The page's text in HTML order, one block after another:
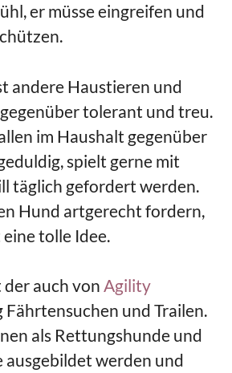
er müsse eingreifen und
andere Haustieren und
tolerant und treu.
im Haushalt gegenüber
spielt gerne mit
täglich gefordert werden.
Hund artgerecht fordern,
tolle Idee.
auch von Agility
Fährtensuchen und Trailen.
als Rettungshunde und
ausgebildet werden und